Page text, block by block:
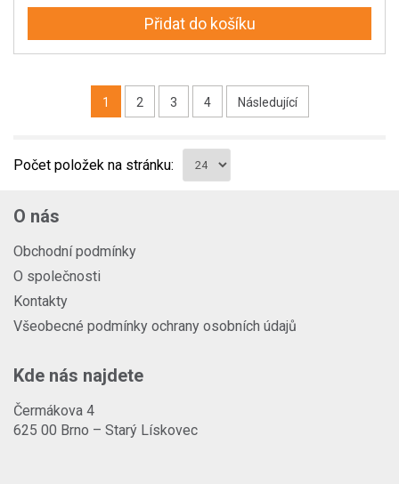
Přidat do košíku
1 2 3 4 Následující
Počet položek na stránku:
O nás
Obchodní podmínky
O společnosti
Kontakty
Všeobecné podmínky ochrany osobních údajů
Kde nás najdete
Čermákova 4
625 00 Brno – Starý Lískovec